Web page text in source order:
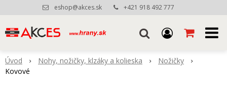
eshop@akces.sk +421 918 492 777
Úvod Nohy, nožičky, klzáky a kolieska
Nožičky
Kovové